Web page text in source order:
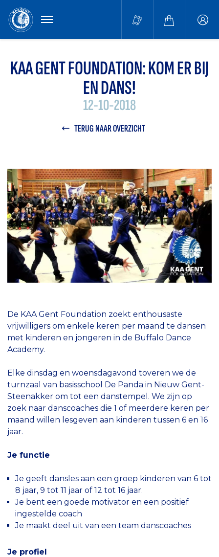
MENU
KAA GENT FOUNDATION: KOM ER BIJ
EN DANS!
12-10-2018
TERUG NAAR OVERZICHT
De KAA Gent Foundation zoekt enthousaste
vrijwilligers om enkele keren per maand te dansen
met kinderen en jongeren in de Buffalo Dance
Academy.
Elke dinsdag en woensdagavond toveren we de
turnzaal van basisschool De Panda in Nieuw Gent-
Steenakker om tot een danstempel. We zijn op
zoek naar danscoaches die 1 of meerdere keren per
maand willen lesgeven aan kinderen tussen 6 en 16
jaar.
Je functie
Je geeft dansles aan een groep kinderen van 6 tot
8 jaar, 9 tot 11 jaar of 12 tot 16 jaar.
Je bent een goede motivator en een positief
ingestelde coach
Je maakt deel uit van een team danscoaches
Je profiel